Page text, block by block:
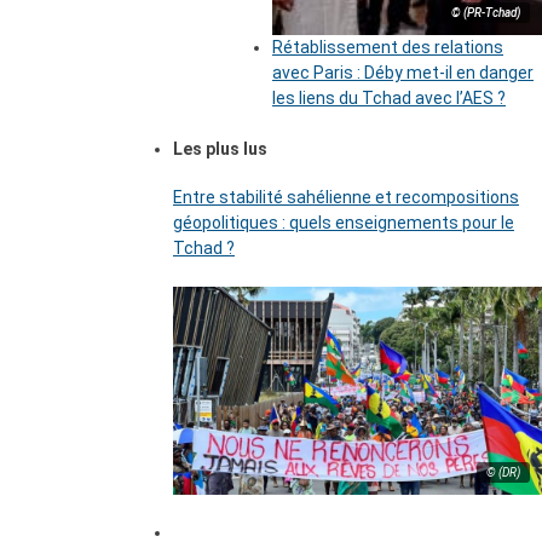
© (PR-Tchad)
Rétablissement des relations
avec Paris : Déby met-il en danger
les liens du Tchad avec l’AES ?
Les plus lus
Entre stabilité sahélienne et recompositions
géopolitiques : quels enseignements pour le
Tchad ?
© (DR)